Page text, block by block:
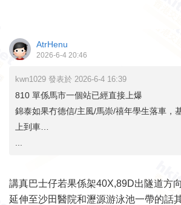
AtrHenu
2026-6-4 20:46
kwn1029 發表於 2026-6-4 16:39
810 單係馬市一個站已經直接上爆
錦泰如果冇德信/主風/馬崇/禧年學生落車，
上到車…
講真巴士仔若果係架40X,89D出隧道方
延伸至沙田醫院和瀝源游泳池一帶的話